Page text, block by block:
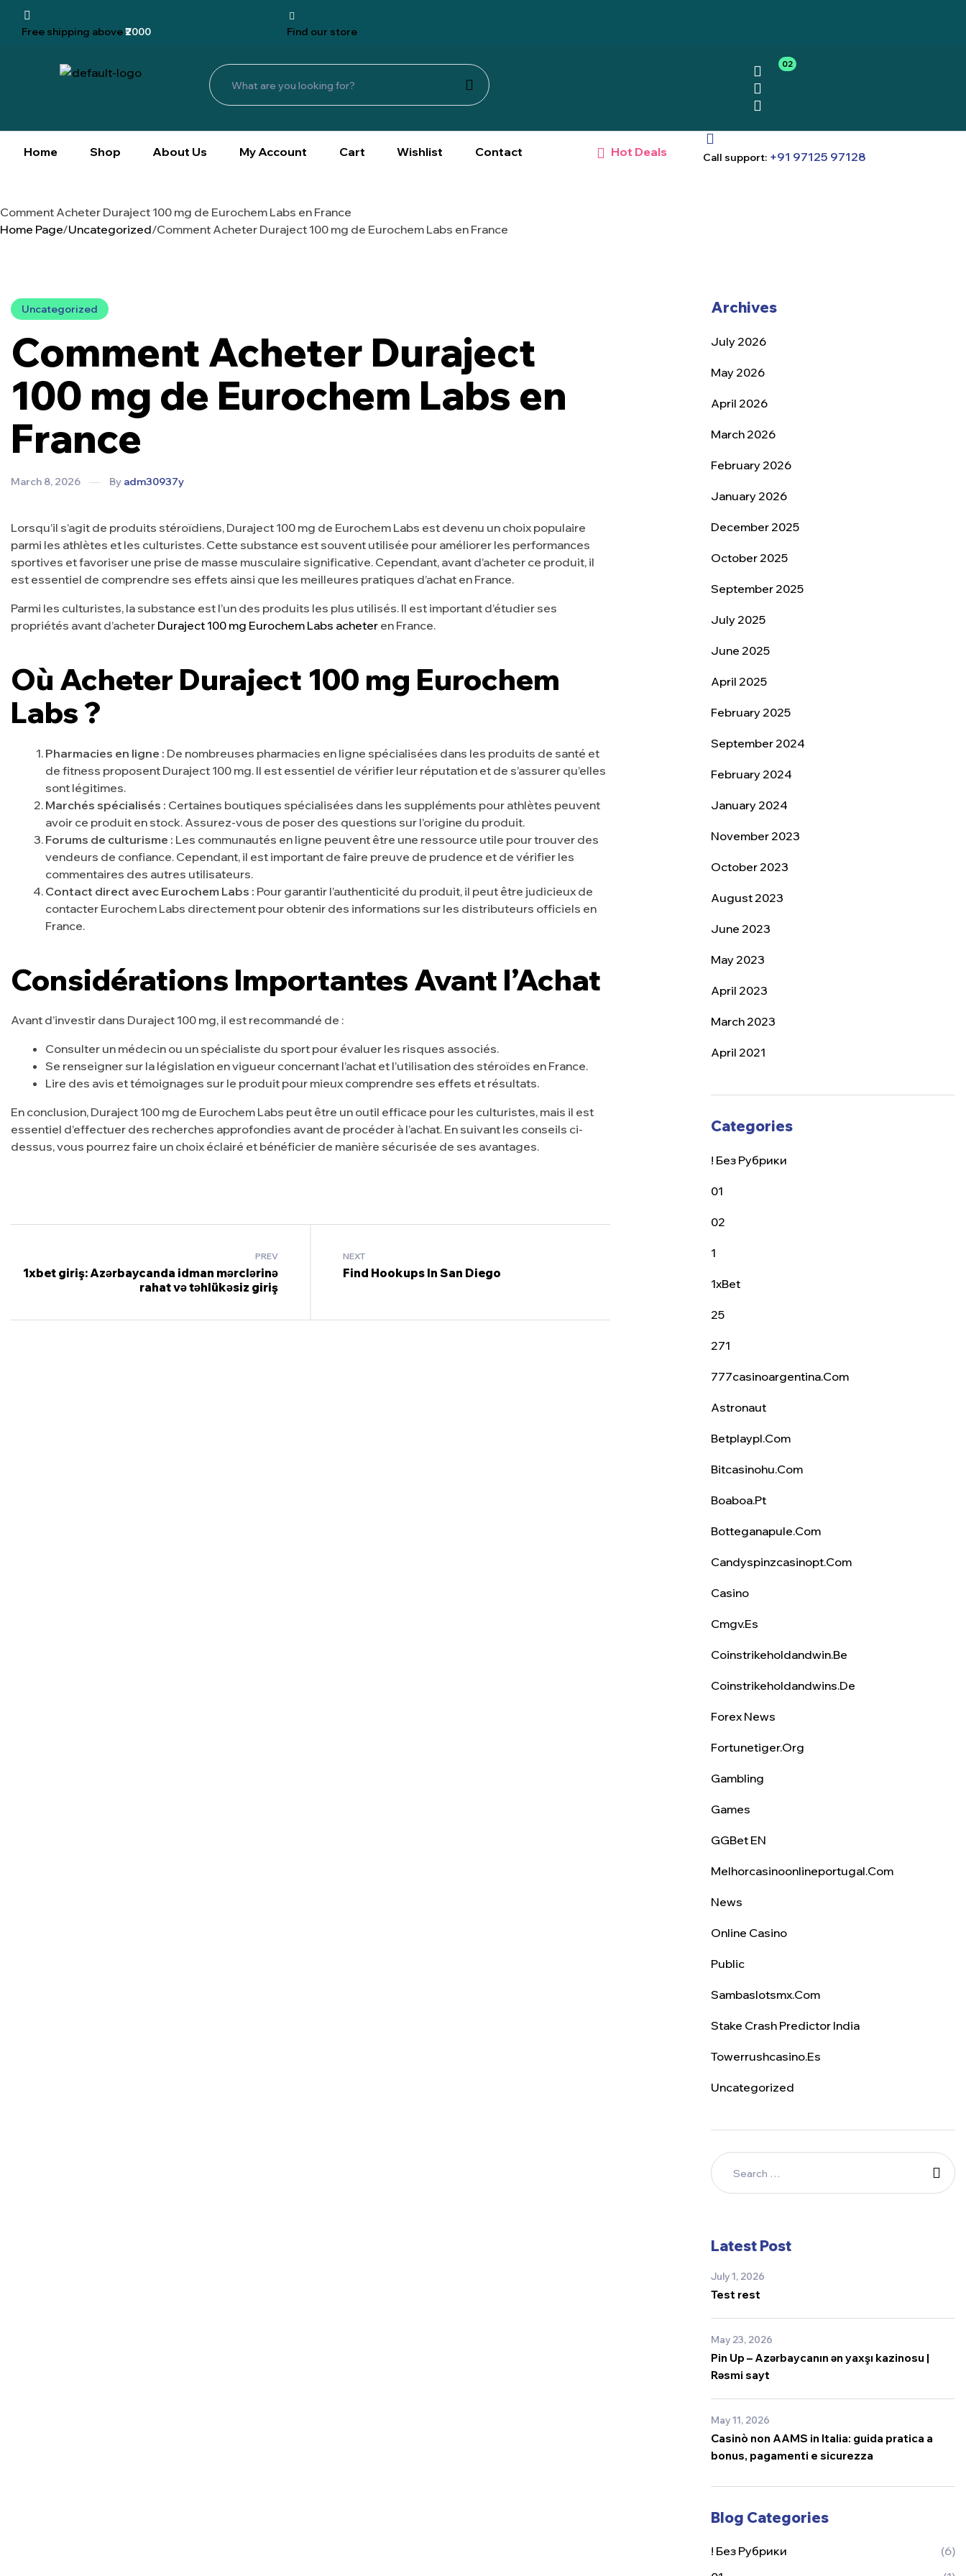
Free shipping above₹2000 Find our store
02
Home Shop About Us My Account Cart Wishlist Contact Hot Deals Call support: +91 97125 97128
Comment Acheter Duraject 100 mg de Eurochem Labs en France
Home Page/Uncategorized/Comment Acheter Duraject 100 mg de Eurochem Labs en France
Uncategorized
Comment Acheter Duraject
100 mg de Eurochem Labs en
France
March 8, 2026 By adm30937y
Lorsqu’il s’agit de produits stéroïdiens, Duraject 100 mg de Eurochem Labs est devenu un choix populaire
parmi les athlètes et les culturistes. Cette substance est souvent utilisée pour améliorer les performances
sportives et favoriser une prise de masse musculaire significative. Cependant, avant d’acheter ce produit, il
est essentiel de comprendre ses effets ainsi que les meilleures pratiques d’achat en France.
Parmi les culturistes, la substance est l’un des produits les plus utilisés. Il est important d’étudier ses
propriétés avant d’acheter Duraject 100 mg Eurochem Labs acheter en France.
Où Acheter Duraject 100 mg Eurochem
Labs ?
Pharmacies en ligne : De nombreuses pharmacies en ligne spécialisées dans les produits de santé et
de fitness proposent Duraject 100 mg. Il est essentiel de vérifier leur réputation et de s’assurer qu’elles
sont légitimes.
Marchés spécialisés : Certaines boutiques spécialisées dans les suppléments pour athlètes peuvent
avoir ce produit en stock. Assurez-vous de poser des questions sur l’origine du produit.
Forums de culturisme : Les communautés en ligne peuvent être une ressource utile pour trouver des
vendeurs de confiance. Cependant, il est important de faire preuve de prudence et de vérifier les
commentaires des autres utilisateurs.
Contact direct avec Eurochem Labs : Pour garantir l’authenticité du produit, il peut être judicieux de
contacter Eurochem Labs directement pour obtenir des informations sur les distributeurs officiels en
France.
Considérations Importantes Avant l’Achat
Avant d’investir dans Duraject 100 mg, il est recommandé de :
Consulter un médecin ou un spécialiste du sport pour évaluer les risques associés.
Se renseigner sur la législation en vigueur concernant l’achat et l’utilisation des stéroïdes en France.
Lire des avis et témoignages sur le produit pour mieux comprendre ses effets et résultats.
En conclusion, Duraject 100 mg de Eurochem Labs peut être un outil efficace pour les culturistes, mais il est
essentiel d’effectuer des recherches approfondies avant de procéder à l’achat. En suivant les conseils ci-
dessus, vous pourrez faire un choix éclairé et bénéficier de manière sécurisée de ses avantages.
PREV
1xbet giriş: Azərbaycanda idman mərclərinə
rahat və təhlükəsiz giriş
NEXT
Find Hookups In San Diego
Archives
July 2026
May 2026
April 2026
March 2026
February 2026
January 2026
December 2025
October 2025
September 2025
July 2025
June 2025
April 2025
February 2025
September 2024
February 2024
January 2024
November 2023
October 2023
August 2023
June 2023
May 2023
April 2023
March 2023
April 2021
Categories
! Без Рубрики
01
02
1
1xBet
25
271
777casinoargentina.com
Astronaut
Betplaypl.com
Bitcasinohu.com
Boaboa.pt
Botteganapule.com
Candyspinzcasinopt.com
Casino
Cmgv.es
Coinstrikeholdandwin.be
Coinstrikeholdandwins.de
Forex News
Fortunetiger.org
Gambling
Games
GGBet EN
Melhorcasinoonlineportugal.com
News
Online Casino
Public
Sambaslotsmx.com
Stake Crash Predictor India
Towerrushcasino.es
Uncategorized
Latest Post
July 1, 2026
Test rest
May 23, 2026
Pin Up – Azərbaycanın ən yaxşı kazinosu |
Rəsmi sayt
May 11, 2026
Casinò non AAMS in Italia: guida pratica a
bonus, pagamenti e sicurezza
Blog Categories
! Без Рубрики
(6)